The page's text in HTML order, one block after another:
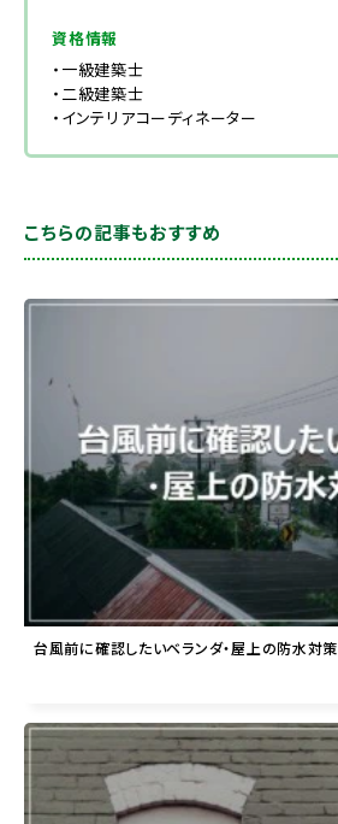
資格情報
・一級建築士
・二級建築士
・インテリアコーディネーター
こちらの記事もおすすめ
台風前に確認したいベランダ・屋上の防水対策